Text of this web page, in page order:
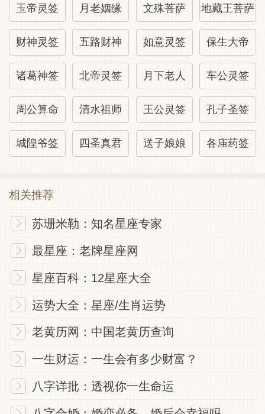
玉帝灵签 月老姻缘 文殊菩萨 地藏王菩萨
财神灵签 五路财神 如意灵签 保生大帝
诸葛神签 北帝灵签 月下老人 车公灵签
周公算命 清水祖师 王公灵签 孔子圣签
城隍爷签 四圣真君 送子娘娘 各庙药签
相关推荐
苏珊米勒：知名星座专家
最星座：老牌星座网
星座百科：12星座大全
运势大全：星座/生肖运势
老黄历网：中国老黄历查询
一生财运：一生会有多少财富？
八字详批：透视你一生命运